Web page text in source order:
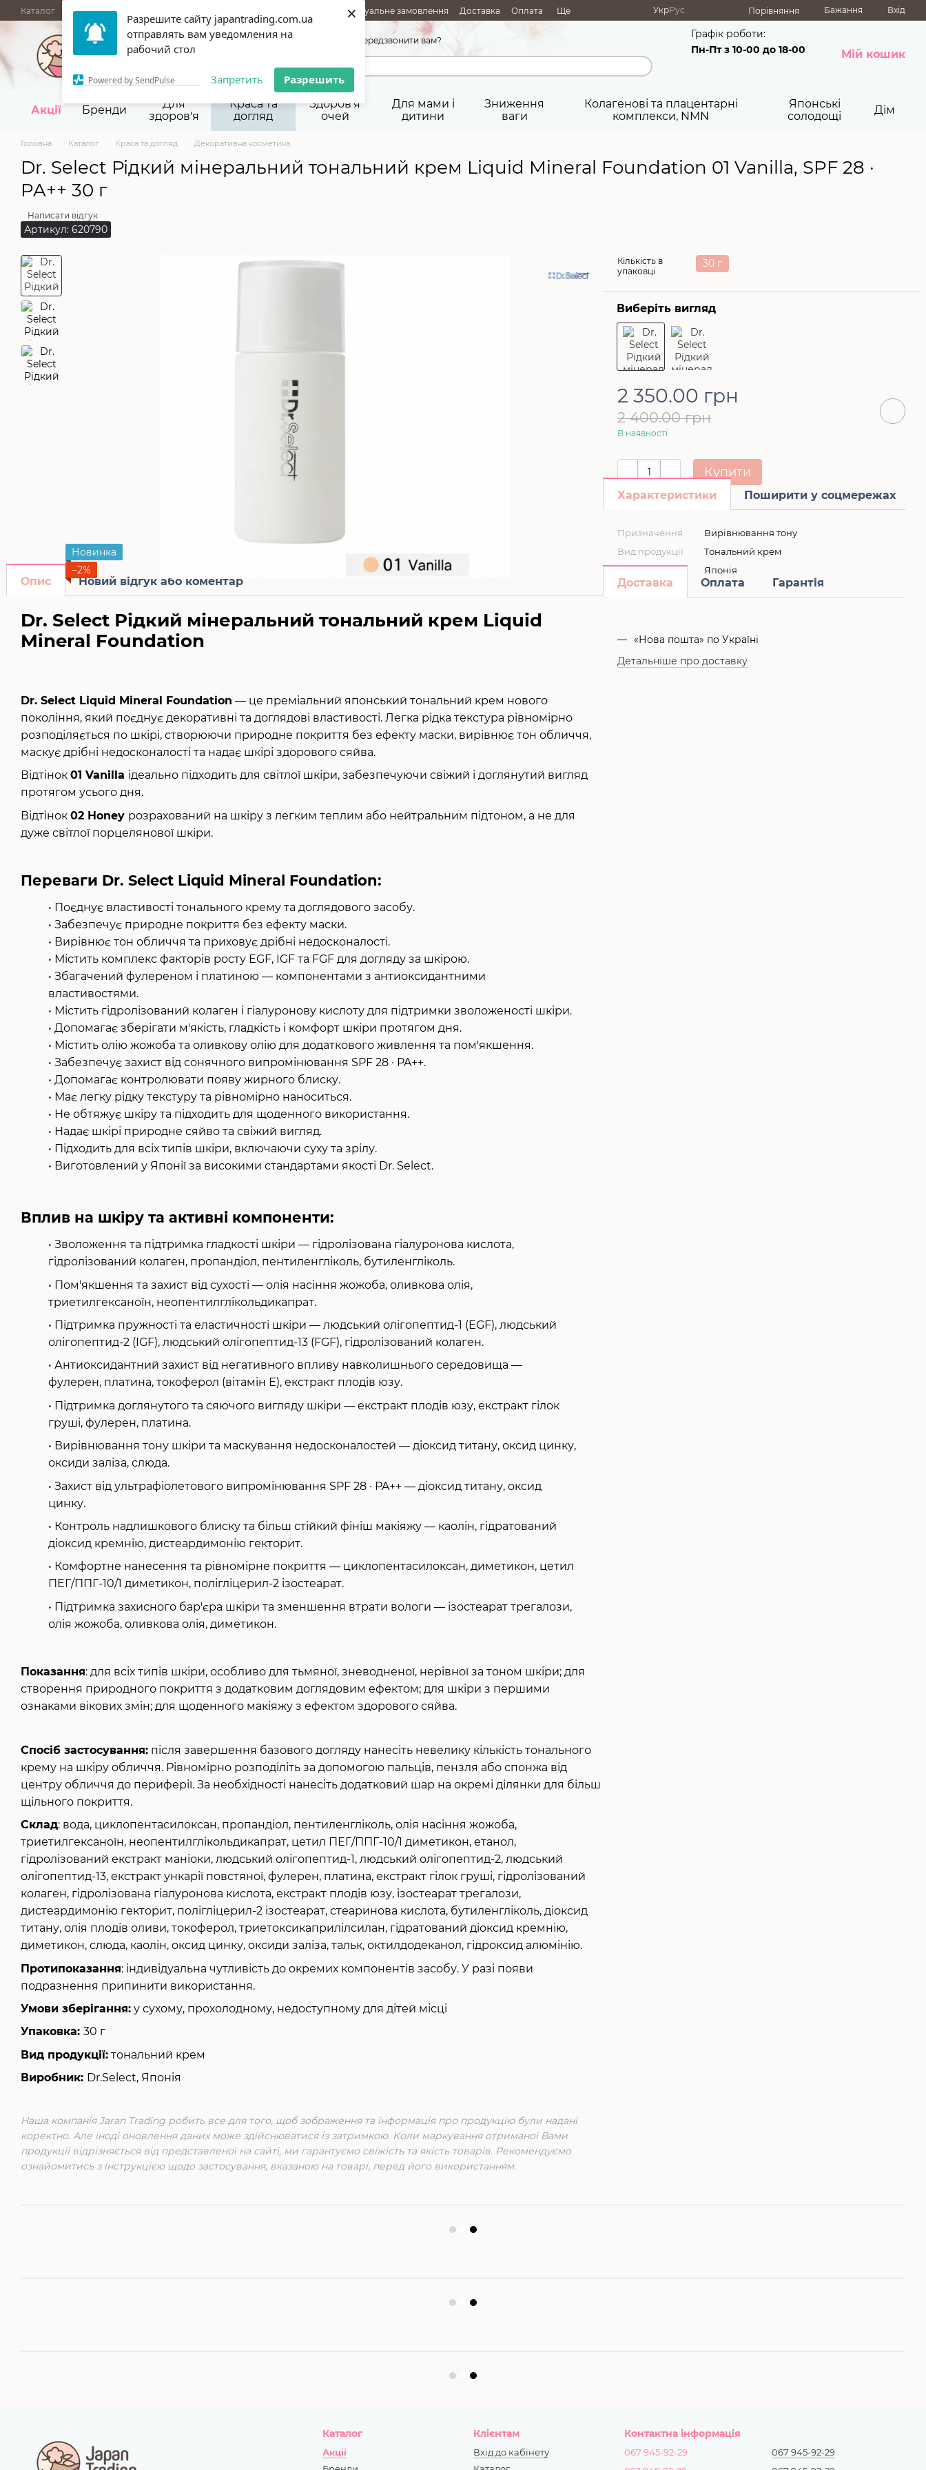
Разрешите сайту japantrading.com.ua
отправлять вам уведомления на
рабочий стол
Powered by SendPulse Запретить Разрешить
×
Перейти до основного контенту
Каталог АКЦІЇ НОВИНКИ Індивідуальне замовлення Доставка Оплата Ще УкрРус Порівняння Бажання Вхід
067 945-92-29,093 945-92-29 Передзвонити вам?
Графік роботи:
Пн-Пт з 10-00 до 18-00
Мій кошик
Акції Бренди
Для
здоров'я
Краса та
догляд
Здоров'я
очей
Для мами і
дитини
Зниження
ваги
Колагенові та плацентарні
комплекси, NMN
Японські
солодощі
Дім
Головна Каталог Краса та догляд Декоративна косметика
Dr. Select Рідкий мінеральний тональний крем Liquid Mineral Foundation 01 Vanilla, SPF 28 ·
PA++ 30 г
Написати відгук
Артикул: 620790
Новинка
−2%
Опис Новий відгук або коментар
Dr. Select Рідкий мінеральний тональний крем Liquid
Mineral Foundation
Dr. Select Liquid Mineral Foundation — це преміальний японський тональний крем нового
покоління, який поєднує декоративні та доглядові властивості. Легка рідка текстура рівномірно
розподіляється по шкірі, створюючи природне покриття без ефекту маски, вирівнює тон обличчя,
маскує дрібні недосконалості та надає шкірі здорового сяйва.
Відтінок 01 Vanilla ідеально підходить для світлої шкіри, забезпечуючи свіжий і доглянутий вигляд
протягом усього дня.
Відтінок 02 Honey розрахований на шкіру з легким теплим або нейтральним підтоном, а не для
дуже світлої порцелянової шкіри.
Переваги Dr. Select Liquid Mineral Foundation:
• Поєднує властивості тонального крему та доглядового засобу.
• Забезпечує природне покриття без ефекту маски.
• Вирівнює тон обличчя та приховує дрібні недосконалості.
• Містить комплекс факторів росту EGF, IGF та FGF для догляду за шкірою.
• Збагачений фулереном і платиною — компонентами з антиоксидантними
властивостями.
• Містить гідролізований колаген і гіалуронову кислоту для підтримки зволоженості шкіри.
• Допомагає зберігати м'якість, гладкість і комфорт шкіри протягом дня.
• Містить олію жожоба та оливкову олію для додаткового живлення та пом'якшення.
• Забезпечує захист від сонячного випромінювання SPF 28 · PA++.
• Допомагає контролювати появу жирного блиску.
• Має легку рідку текстуру та рівномірно наноситься.
• Не обтяжує шкіру та підходить для щоденного використання.
• Надає шкірі природне сяйво та свіжий вигляд.
• Підходить для всіх типів шкіри, включаючи суху та зрілу.
• Виготовлений у Японії за високими стандартами якості Dr. Select.
Вплив на шкіру та активні компоненти:
• Зволоження та підтримка гладкості шкіри — гідролізована гіалуронова кислота,
гідролізований колаген, пропандіол, пентиленгліколь, бутиленгліколь.
• Пом'якшення та захист від сухості — олія насіння жожоба, оливкова олія,
триетилгексаноїн, неопентилглікольдикапрат.
• Підтримка пружності та еластичності шкіри — людський олігопептид-1 (EGF), людський
олігопептид-2 (IGF), людський олігопептид-13 (FGF), гідролізований колаген.
• Антиоксидантний захист від негативного впливу навколишнього середовища —
фулерен, платина, токоферол (вітамін Е), екстракт плодів юзу.
• Підтримка доглянутого та сяючого вигляду шкіри — екстракт плодів юзу, екстракт гілок
груші, фулерен, платина.
• Вирівнювання тону шкіри та маскування недосконалостей — діоксид титану, оксид цинку,
оксиди заліза, слюда.
• Захист від ультрафіолетового випромінювання SPF 28 · PA++ — діоксид титану, оксид
цинку.
• Контроль надлишкового блиску та більш стійкий фініш макіяжу — каолін, гідратований
діоксид кремнію, дистеардимонію гекторит.
• Комфортне нанесення та рівномірне покриття — циклопентасилоксан, диметикон, цетил
ПЕГ/ППГ-10/1 диметикон, полігліцерил-2 ізостеарат.
• Підтримка захисного бар'єра шкіри та зменшення втрати вологи — ізостеарат трегалози,
олія жожоба, оливкова олія, диметикон.
Показання: для всіх типів шкіри, особливо для тьмяної, зневодненої, нерівної за тоном шкіри; для
створення природного покриття з додатковим доглядовим ефектом; для шкіри з першими
ознаками вікових змін; для щоденного макіяжу з ефектом здорового сяйва.
Спосіб застосування: після завершення базового догляду нанесіть невелику кількість тонального
крему на шкіру обличчя. Рівномірно розподіліть за допомогою пальців, пензля або спонжа від
центру обличчя до периферії. За необхідності нанесіть додатковий шар на окремі ділянки для більш
щільного покриття.
Склад: вода, циклопентасилоксан, пропандіол, пентиленгліколь, олія насіння жожоба,
триетилгексаноїн, неопентилглікольдикапрат, цетил ПЕГ/ППГ-10/1 диметикон, етанол,
гідролізований екстракт маніоки, людський олігопептид-1, людський олігопептид-2, людський
олігопептид-13, екстракт ункарії повстяної, фулерен, платина, екстракт гілок груші, гідролізований
колаген, гідролізована гіалуронова кислота, екстракт плодів юзу, ізостеарат трегалози,
дистеардимонію гекторит, полігліцерил-2 ізостеарат, стеаринова кислота, бутиленгліколь, діоксид
титану, олія плодів оливи, токоферол, триетоксикаприлілсилан, гідратований діоксид кремнію,
диметикон, слюда, каолін, оксид цинку, оксиди заліза, тальк, октилдодеканол, гідроксид алюмінію.
Протипоказання: індивідуальна чутливість до окремих компонентів засобу. У разі появи
подразнення припинити використання.
Умови зберігання: у сухому, прохолодному, недоступному для дітей місці
Упаковка: 30 г
Вид продукції: тональний крем
Виробник: Dr.Select, Японія
Наша компанія Jaran Trading робить все для того, щоб зображення та інформація про продукцію були надані
коректно. Але іноді оновлення даних може здійснюватися із затримкою. Коли маркування отриманої Вами
продукції відрізняється від представленої на сайті, ми гарантуємо свіжість та якість товарів. Рекомендуємо
ознайомитись з інструкцією щодо застосування, вказаною на товарі, перед його використанням.
Кількість в
упаковці
30 г
Виберіть вигляд
2 350.00 грн
2 400.00 грн
В наявності
Купити
Характеристики Поширити у соцмережах
Призначення
Вирівнювання тону
Вид продукції
Тональний крем
Країна
Японія
Доставка Оплата Гарантія
«Нова пошта» по Україні
Детальніше про доставку
Каталог
Акції
Клієнтам
Вхід до кабінету
Контактна інформація
067 945-92-29
067 945-92-29